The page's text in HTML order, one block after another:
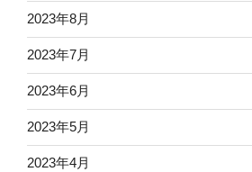
2023年8月
2023年7月
2023年6月
2023年5月
2023年4月